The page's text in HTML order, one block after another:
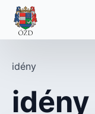
idény
idény